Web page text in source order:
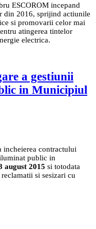
ESCOROM incepand
din 2016, sprijind actiunile
si promovarii celor mai
atingerea tintelor
electrica.
a gestiunii
in Municipiul
incheierea contractului
public in
august 2015 si totodata
si sesizari cu